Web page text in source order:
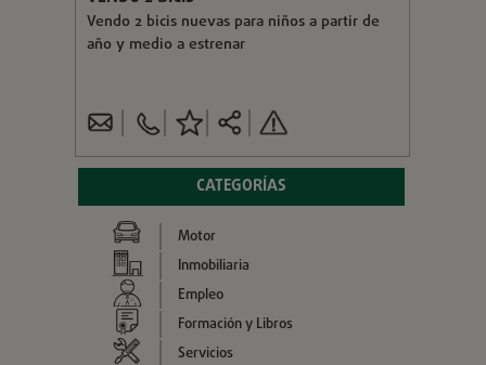
Vendo 2 bicis nuevas para niños a partir de
año y medio a estrenar
CATEGORÍAS
Motor
Inmobiliaria
Empleo
Formación y Libros
Servicios